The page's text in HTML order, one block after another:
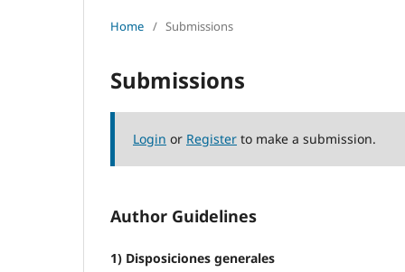
Home / Submissions
Submissions
Login or Register to make a submission.
Author Guidelines
1) Disposiciones generales